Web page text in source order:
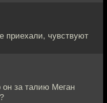
приехали, чувствуют
он за талию Меган